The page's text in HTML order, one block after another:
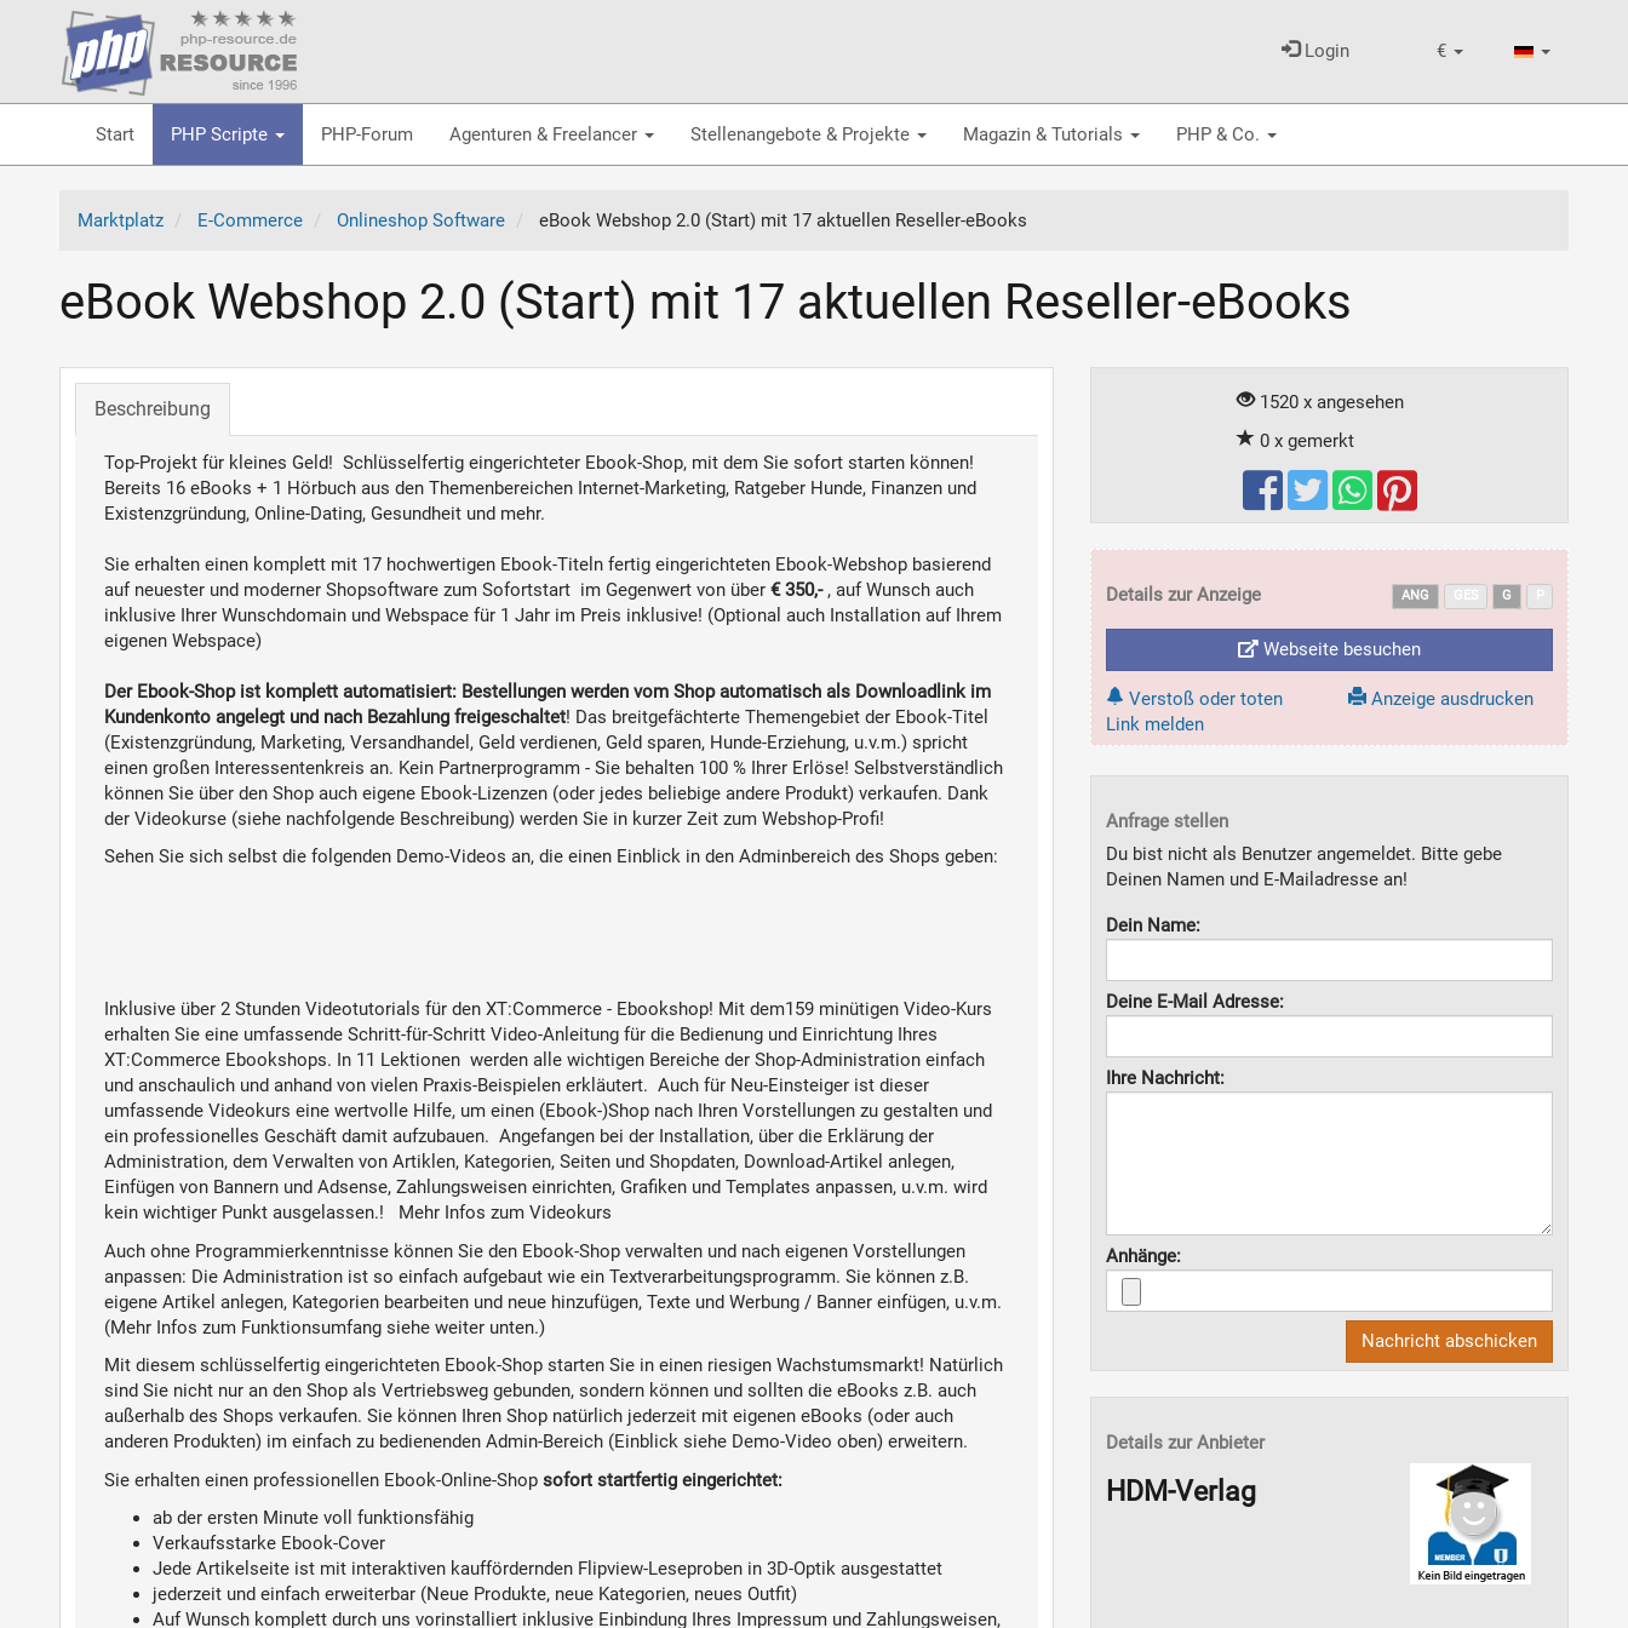
€
Login
Start PHP Scripte PHP-Forum Agenturen & Freelancer Stellenangebote & Projekte Magazin & Tutorials PHP & Co.
Marktplatz E-Commerce Onlineshop Software eBook Webshop 2.0 (Start) mit 17 aktuellen Reseller-eBooks
eBook Webshop 2.0 (Start) mit 17 aktuellen Reseller-eBooks
Beschreibung
Top-Projekt für kleines Geld! Schlüsselfertig eingerichteter Ebook-Shop, mit dem Sie sofort starten können!
Bereits 16 eBooks + 1 Hörbuch aus den Themenbereichen Internet-Marketing, Ratgeber Hunde, Finanzen und
Existenzgründung, Online-Dating, Gesundheit und mehr.
Sie erhalten einen komplett mit 17 hochwertigen Ebook-Titeln fertig eingerichteten Ebook-Webshopbasierend
auf neuester und moderner Shopsoftware zum Sofortstart im Gegenwert vonüber € 350,- , auf Wunsch auch
inklusive Ihrer Wunschdomain und Webspacefür 1 Jahr im Preis inklusive! (Optional auch Installation auf Ihrem
eigenen Webspace)
Der Ebook-Shop ist komplett automatisiert: Bestellungen werden vom Shop automatisch als Downloadlink im
Kundenkonto angelegt und nach Bezahlung freigeschaltet! Das breitgefächterte Themengebiet der Ebook-Titel
(Existenzgründung, Marketing, Versandhandel, Geld verdienen, Geld sparen, Hunde-Erziehung, u.v.m.) spricht
einen großen Interessentenkreis an. Kein Partnerprogramm - Sie behalten 100 % Ihrer Erlöse! Selbstverständlich
können Sie über den Shop auch eigene Ebook-Lizenzen (oder jedes beliebige andere Produkt) verkaufen. Dank
der Videokurse (siehe nachfolgende Beschreibung) werden Sie in kurzer Zeit zum Webshop-Profi!
Sehen Sie sich selbst die folgenden Demo-Videos an, die einen Einblick in den Adminbereich des Shops geben:
Inklusive über 2 Stunden Videotutorials für den XT:Commerce - Ebookshop! Mit dem159 minütigen Video-Kurs
erhalten Sie eine umfassende Schritt-für-Schritt Video-Anleitung für die Bedienung und Einrichtung Ihres
XT:Commerce Ebookshops. In 11 Lektionen werden alle wichtigen Bereiche der Shop-Administration einfach
und anschaulich und anhand von vielen Praxis-Beispielen erkläutert. Auch für Neu-Einsteiger ist dieser
umfassende Videokurs eine wertvolle Hilfe, um einen (Ebook-)Shop nach Ihren Vorstellungen zu gestalten und
ein professionelles Geschäft damit aufzubauen. Angefangen bei der Installation, über die Erklärung der
Administration, dem Verwalten von Artiklen, Kategorien, Seiten und Shopdaten, Download-Artikel anlegen,
Einfügen von Bannern und Adsense, Zahlungsweisen einrichten, Grafiken und Templates anpassen, u.v.m. wird
kein wichtiger Punkt ausgelassen.! Mehr Infos zum Videokurs
Auch ohne Programmierkenntnisse können Sie den Ebook-Shop verwalten und nach eigenen Vorstellungen
anpassen: Die Administration ist so einfach aufgebaut wie ein Textverarbeitungsprogramm. Sie können z.B.
eigene Artikel anlegen, Kategorien bearbeiten und neue hinzufügen, Texte und Werbung / Banner einfügen, u.v.m.
(Mehr Infos zum Funktionsumfang siehe weiter unten.)
Mit diesem schlüsselfertig eingerichteten Ebook-Shop starten Sie in einen riesigen Wachstumsmarkt! Natürlich
sind Sie nicht nur an den Shop als Vertriebsweg gebunden, sondern können und sollten die eBooks z.B. auch
außerhalb des Shops verkaufen. Sie können Ihren Shop natürlich jederzeit mit eigenen eBooks (oder auch
anderen Produkten) im einfach zu bedienenden Admin-Bereich (Einblick siehe Demo-Video oben) erweitern.
Sie erhalten einen professionellen Ebook-Online-Shop sofort startfertig eingerichtet:
ab der ersten Minute voll funktionsfähig
Verkaufsstarke Ebook-Cover
Jede Artikelseite ist mit interaktiven kauffördernden Flipview-Leseproben in 3D-Optikausgestattet
jederzeit und einfach erweiterbar(Neue Produkte, neue Kategorien, neues Outfit)
Auf Wunsch komplett durch uns vorinstalliert inklusive Einbindung Ihres Impressum und Zahlungsweisen,
1520 x angesehen
0 x gemerkt
Details zur Anzeige ANG G
Webseite besuchen
Verstoß oder toten
Link melden
Anzeige ausdrucken
Anfrage stellen
Du bist nicht als Benutzer angemeldet. Bitte gebe
Deinen Namen und E-Mailadresse an!
Dein Name:
Deine E-Mail Adresse:
Ihre Nachricht:
Anhänge:
Nachricht abschicken
Details zur Anbieter
HDM-Verlag